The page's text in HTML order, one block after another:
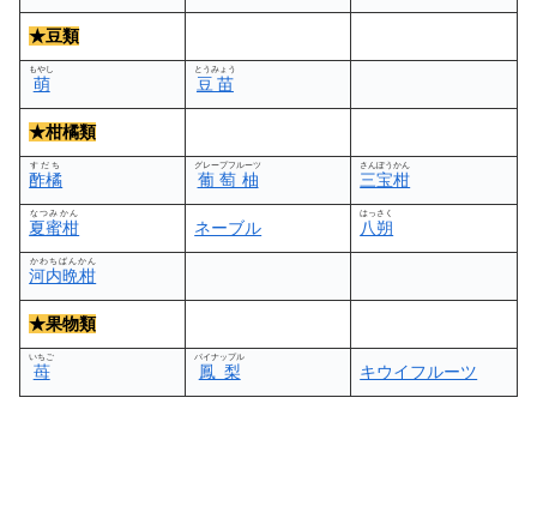
★豆類
萌
もやし
豆苗
とうみょう
★柑橘類
酢橘
すだち
葡萄柚
グレープフルーツ
三宝柑
さんぽうかん
夏蜜柑
なつみかん
ネーブル 八朔
はっさく
河内晩柑
かわちばんかん
★果物類
苺
いちご
鳳梨
パイナップル
キウイフルーツ